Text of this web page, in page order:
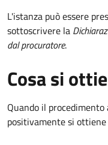
L'istanza può essere
sottoscrivere la
dal procuratore.
Cosa si
Quando il
positivamente si